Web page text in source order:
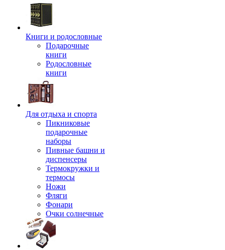
Книги и родословные
Подарочные
книги
Родословные
книги
Для отдыха и спорта
Пикниковые
подарочные
наборы
Пивные башни и
диспенсеры
Термокружки и
термосы
Ножи
Фляги
Фонари
Очки солнечные